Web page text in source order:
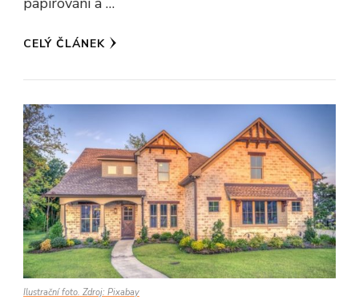
CELÝ ČLÁNEK
Ilustrační foto. Zdroj: Pixabay